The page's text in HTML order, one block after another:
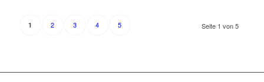
Seite 1 von 5
1 2 3 4 5